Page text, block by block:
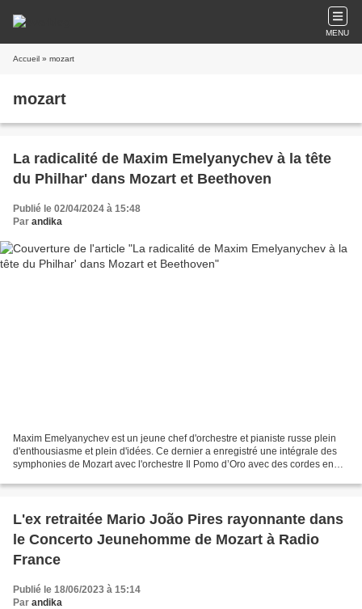
MENU
Accueil » mozart
mozart
La radicalité de Maxim Emelyanychev à la tête
du Philhar' dans Mozart et Beethoven
Publié le 02/04/2024 à 15:48
Par andika
Maxim Emelyanychev est un jeune chef d'orchestre et pianiste russe plein
d'enthousiasme et plein d'idées. Ce dernier a enregistré une intégrale des
symphonies de Mozart avec l'orchestre Il Pomo d’Oro avec des cordes en
L'ex retraitée Mario João Pires rayonnante dans
le Concerto Jeunehomme de Mozart à Radio
France
Publié le 18/06/2023 à 15:14
Par andika